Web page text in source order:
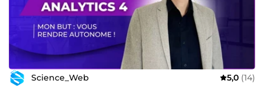
Science_Web 5,0 (14)